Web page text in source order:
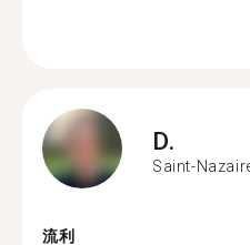
D.
Saint-
流利